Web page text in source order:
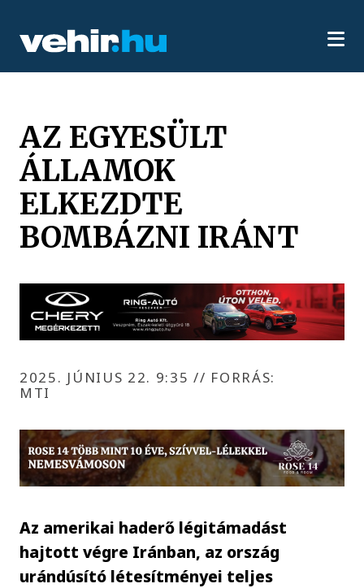
AZ EGYESÜLT
ÁLLAMOK
ELKEZDTE
BOMBÁZNI IRÁNT
2025. JÚNIUS 22. 9:35// FORRÁS:
MTI
Az amerikai haderő légitámadást
hajtott végre Iránban, az ország
urándúsító létesítményei teljes